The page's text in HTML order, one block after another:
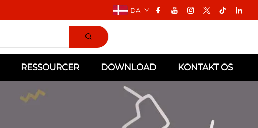
DA
RESSOURCER DOWNLOAD KONTAKT OS